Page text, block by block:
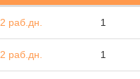
2 раб.дн. 1
2 раб.дн. 1